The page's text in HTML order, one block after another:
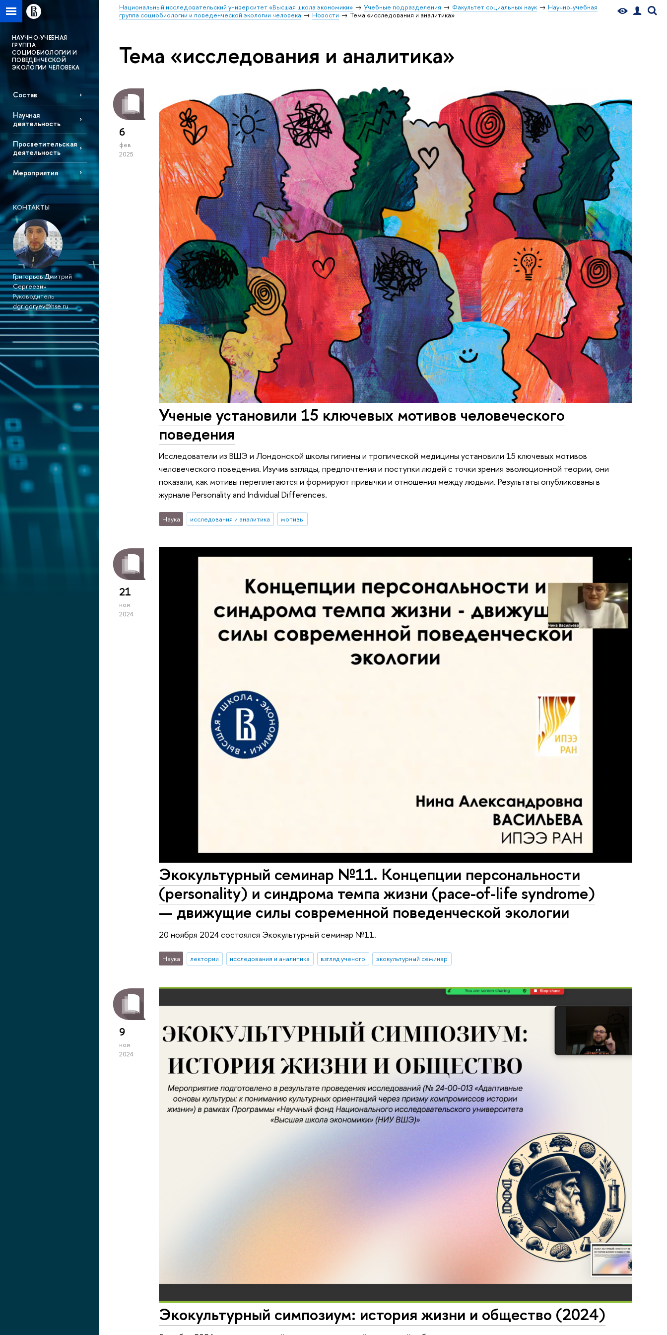
Национальный исследовательский университет «Высшая школа экономики» Учебные подразделения Факультет социальных наук
Научно-учебная
группа социобиологии и поведенческой экологии человека
Новости Тема «исследования и аналитика»
НАУЧНО-УЧЕБНАЯ
ГРУППА
СОЦИОБИОЛОГИИ И
ПОВЕДЕНЧЕСКОЙ
ЭКОЛОГИИ ЧЕЛОВЕКА
Состав
Научная
деятельность
Просветительская
деятельность
Мероприятия
КОНТАКТЫ
Григорьев Дмитрий
Сергеевич
Руководитель
dgrigoryev@hse.ru
Тема «исследования и аналитика»
6
фев
2025
Ученые установили 15 ключевых мотивов человеческого
поведения
Исследователи из ВШЭ и Лондонской школы гигиены и тропической медицины установили 15 ключевых мотивов
человеческого поведения. Изучив взгляды, предпочтения и поступки людей с точки зрения эволюционной теории, они
показали, как мотивы переплетаются и формируют привычки и отношения между людьми. Результаты опубликованы в
журнале Personality and Individual Differences.
Наука исследования и аналитика мотивы
21
ноя
2024
Экокультурный семинар №11. Концепции персональности
(personality) и синдрома темпа жизни (pace-of-life syndrome)
— движущие силы современной поведенческой экологии
20 ноября 2024 состоялся Экокультурный семинар №11.
Наука лектории исследования и аналитика взгляд ученого экокультурный семинар
9
ноя
2024
Экокультурный симпозиум: история жизни и общество (2024)